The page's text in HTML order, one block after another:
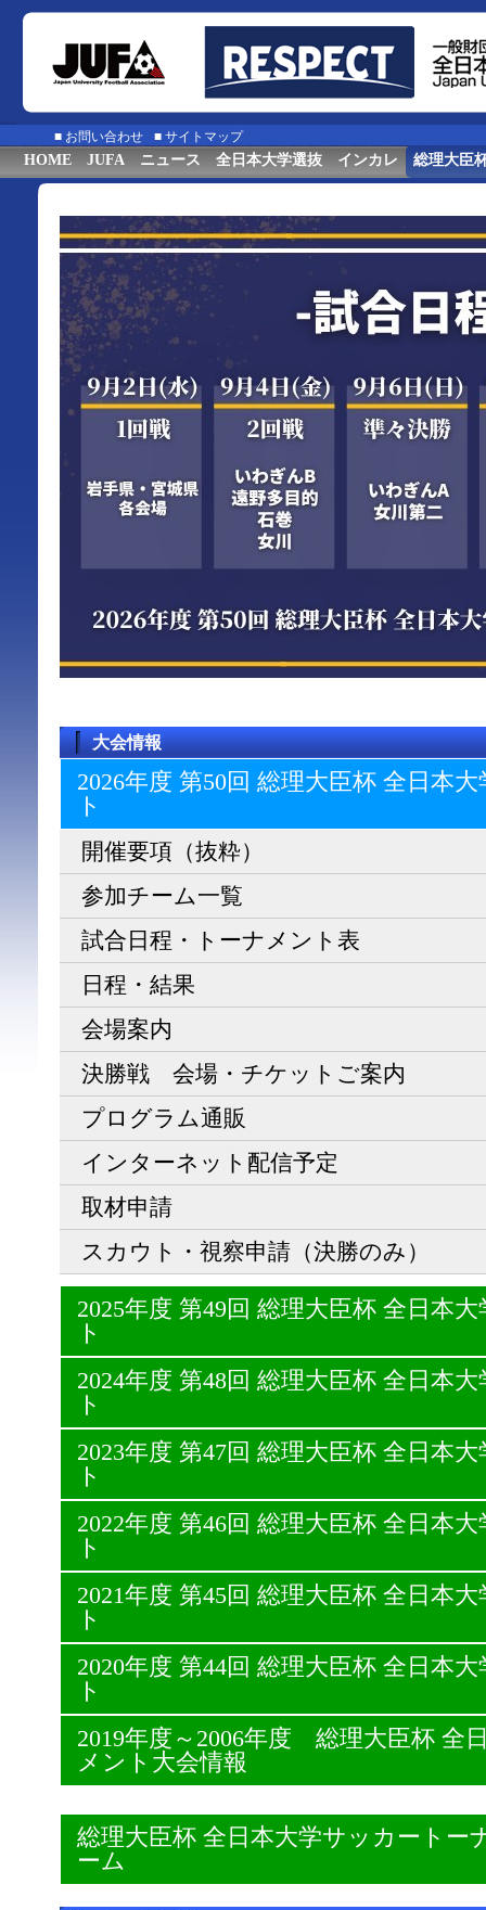
■ お問い合わせ ■ サイトマップ
HOME JUFA ニュース 全日本大学選抜 インカレ 総理大臣
大会情報
2026年度 第50回 総理大臣杯 全日本
ト
開催要項（抜粋）
参加チーム一覧
試合日程・トーナメント表
日程・結果
会場案内
決勝戦 会場・チケットご案内
プログラム通販
インターネット配信予定
取材申請
スカウト・視察申請（決勝のみ）
2025年度 第49回 総理大臣杯 全日本
ト
2024年度 第48回 総理大臣杯 全日本
ト
2023年度 第47回 総理大臣杯 全日本
ト
2022年度 第46回 総理大臣杯 全日本
ト
2021年度 第45回 総理大臣杯 全日本
ト
2020年度 第44回 総理大臣杯 全日本
ト
2019年度～2006年度 総理大臣杯 全
メント大会情報
総理大臣杯 全日本大学サッカート
ーム